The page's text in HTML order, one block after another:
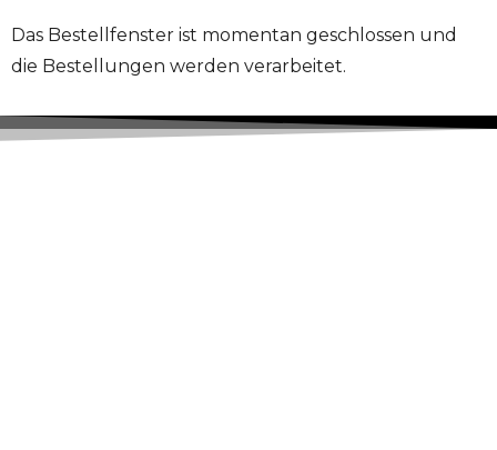
Das Bestellfenster ist momentan geschlossen und
die Bestellungen werden verarbeitet.